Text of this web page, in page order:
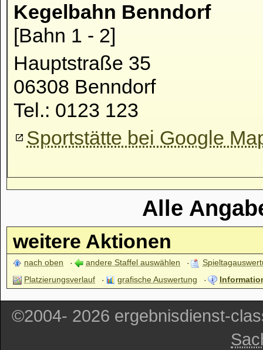
Kegelbahn Benndorf
[Bahn 1 - 2]
Hauptstraße 35
06308 Benndorf
Tel.: 0123 123
Sportstätte bei Google
Alle
weitere Aktionen
nach oben andere Staffel auswählen
Platzierungsverlauf
grafische Auswertung
©2004- 2026 ergebnisdienst-